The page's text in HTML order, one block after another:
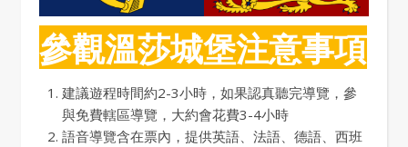
參觀溫莎城堡注意事項
建議遊程時間約2-3小時，如果認真聽完導覽，參
與免費轄區導覽，大約會花費3-4小時
語音導覽含在票內，提供英語、法語、德語、西班